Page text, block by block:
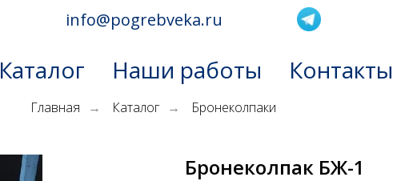
info@pogrebveka.ru
Каталог Наши работы Контакты
Главная → Каталог → Бронеколпаки
Бронеколпак БЖ-1